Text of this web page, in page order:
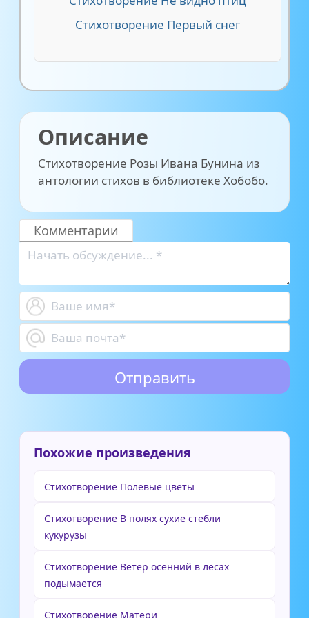
Стихотворение Первый снег
Описание
Стихотворение Розы Ивана Бунина из
антологии стихов в библиотеке Хобобо.
Комментарии
Похожие произведения
Стихотворение Полевые цветы
Стихотворение В полях сухие стебли
кукурузы
Стихотворение Ветер осенний в лесах
подымается
Стихотворение Матери